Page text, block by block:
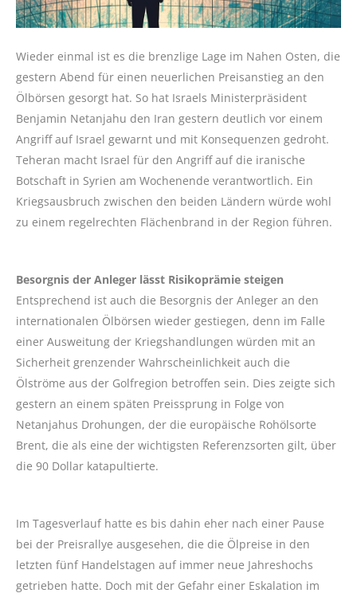
Wieder einmal ist es die brenzlige Lage im Nahen Osten, die
gestern Abend für einen neuerlichen Preisanstieg an den
Ölbörsen gesorgt hat. So hat Israels Ministerpräsident
Benjamin Netanjahu den Iran gestern deutlich vor einem
Angriff auf Israel gewarnt und mit Konsequenzen gedroht.
Teheran macht Israel für den Angriff auf die iranische
Botschaft in Syrien am Wochenende verantwortlich. Ein
Kriegsausbruch zwischen den beiden Ländern würde wohl
zu einem regelrechten Flächenbrand in der Region führen.
Besorgnis der Anleger lässt Risikoprämie steigen
Entsprechend ist auch die Besorgnis der Anleger an den
internationalen Ölbörsen wieder gestiegen, denn im Falle
einer Ausweitung der Kriegshandlungen würden mit an
Sicherheit grenzender Wahrscheinlichkeit auch die
Ölströme aus der Golfregion betroffen sein. Dies zeigte sich
gestern an einem späten Preissprung in Folge von
Netanjahus Drohungen, der die europäische Rohölsorte
Brent, die als eine der wichtigsten Referenzsorten gilt, über
die 90 Dollar katapultierte.
Im Tagesverlauf hatte es bis dahin eher nach einer Pause
bei der Preisrallye ausgesehen, die die Ölpreise in den
letzten fünf Handelstagen auf immer neue Jahreshochs
getrieben hatte. Doch mit der Gefahr einer Eskalation im